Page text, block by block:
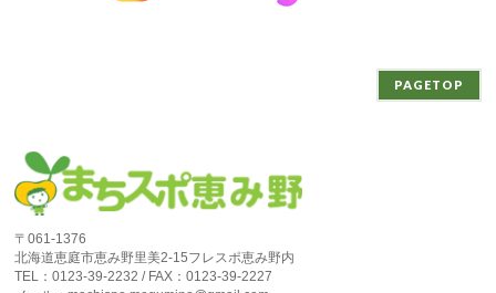
PAGETOP
〒061-1376
北海道恵庭市恵み野里美2-15フレスポ恵み野内
TEL：0123-39-2232 / FAX：0123-39-2227